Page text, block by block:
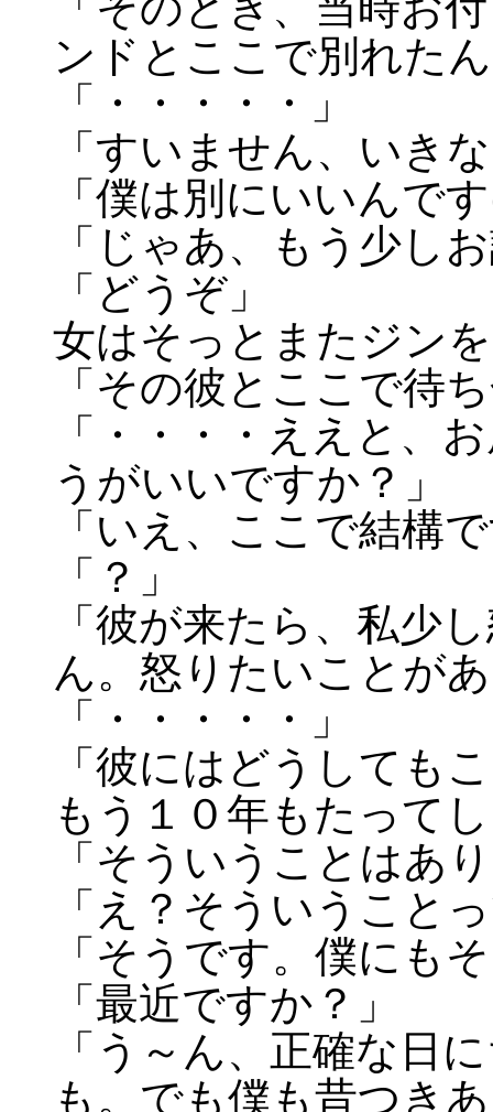
ンドとここで別れた
「・・・・・」
「すいません、いき
「僕は別にいいんで
「じゃあ、もう少し
「どうぞ」
女はそっとまたジン
「その彼とここで待
「・・・・ええと、
うがいいですか？」
「いえ、ここで結構
「？」
「彼が来たら、私少
ん。怒りたいことが
「・・・・・」
「彼にはどうしても
もう１０年もたって
「そういうことはあ
「え？そういうこと
「そうです。僕にも
「最近ですか？」
「う～ん、正確な日
も。でも僕も昔つき